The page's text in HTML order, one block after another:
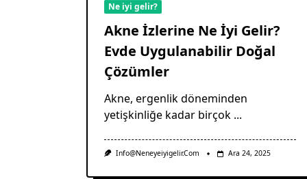
Ne iyi gelir?
Akne İzlerine Ne İyi Gelir?
Evde Uygulanabilir Doğal
Çözümler
Akne, ergenlik döneminden
yetişkinliğe kadar birçok ...
Info@neneyeiyigelir.com Ara 24, 2025